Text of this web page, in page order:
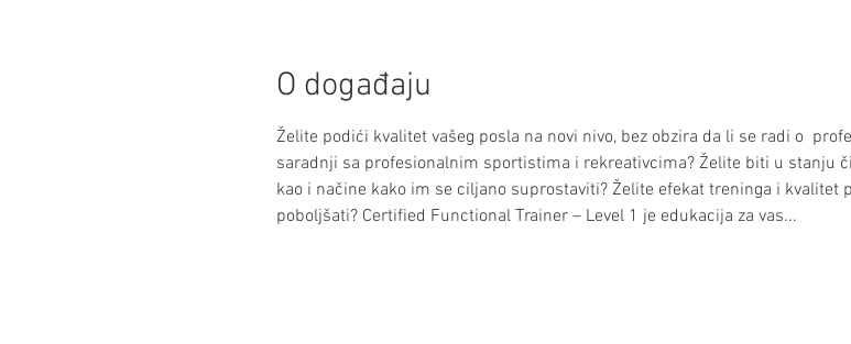
O događaju
Želite podići kvalitet vašeg posla na novi nivo, bez obzira da li se radi o
saradnji sa profesionalnim sportistima i rekreativcima? Želite biti u stanju
kao i načine kako im se ciljano suprostaviti? Želite efekat treninga i kvalitet
poboljšati? Certified Functional Trainer – Level 1 je edukacija za vas...